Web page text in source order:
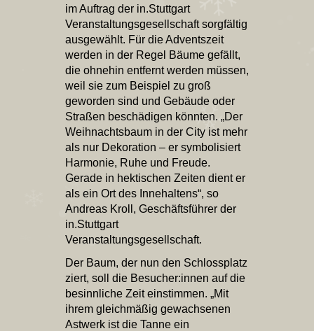
im Auftrag der in.Stuttgart
Veranstaltungsgesellschaft sorgfältig
ausgewählt. Für die Adventszeit
werden in der Regel Bäume gefällt,
die ohnehin entfernt werden müssen,
weil sie zum Beispiel zu groß
geworden sind und Gebäude oder
Straßen beschädigen könnten. „Der
Weihnachtsbaum in der City ist mehr
als nur Dekoration – er symbolisiert
Harmonie, Ruhe und Freude.
Gerade in hektischen Zeiten dient er
als ein Ort des Innehaltens“, so
Andreas Kroll, Geschäftsführer der
in.Stuttgart
Veranstaltungsgesellschaft.
Der Baum, der nun den Schlossplatz
ziert, soll die Besucher:innen auf die
besinnliche Zeit einstimmen. „Mit
ihrem gleichmäßig gewachsenen
Astwerk ist die Tanne ein